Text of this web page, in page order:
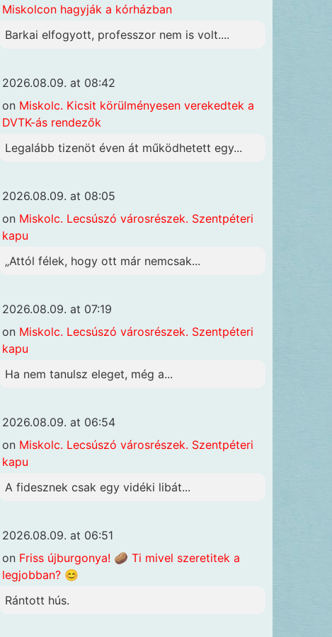
Miskolcon hagyják a kórházban
Barkai elfogyott, professzor nem is volt....
2026.08.09. at 08:42
on Miskolc. Kicsit körülményesen verekedtek a
DVTK-ás rendezők
Legalább tizenöt éven át működhetett egy...
2026.08.09. at 08:05
on Miskolc. Lecsúszó városrészek. Szentpéteri
kapu
„Attól félek, hogy ott már nemcsak...
2026.08.09. at 07:19
on Miskolc. Lecsúszó városrészek. Szentpéteri
kapu
Ha nem tanulsz eleget, még a...
2026.08.09. at 06:54
on Miskolc. Lecsúszó városrészek. Szentpéteri
kapu
A fidesznek csak egy vidéki libát...
2026.08.09. at 06:51
on Friss újburgonya! 🥔 Ti mivel szeretitek a
legjobban? 😊
Rántott hús.